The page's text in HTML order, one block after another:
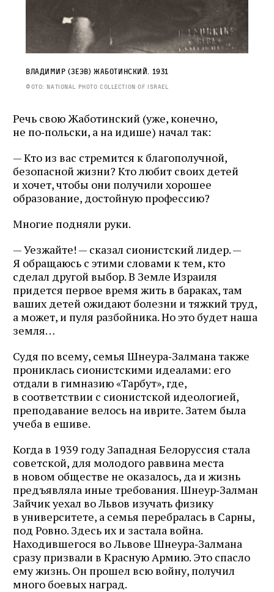
Владимир (Зеэв) Жаботинский. 1931
Фото: National Photo Collection of Israel
Речь свою Жаботинский (уже, конечно,
не по‑польски, а на идише) начал так:
— Кто из вас стремится к благополучной,
безопасной жизни? Кто любит своих детей
и хочет, чтобы они получили хорошее
образование, достойную профессию?
Многие подняли руки.
— Уезжайте! — сказал сионистский лидер. —
Я обращаюсь с этими словами к тем, кто
сделал другой выбор. В Земле Израиля
придется первое время жить в бараках, там
ваших детей ожидают болезни и тяжкий труд,
а может, и пуля разбойника. Но это будет наша
земля…
Судя по всему, семья Шнеура‑Залмана также
прониклась сионистскими идеалами: его
отдали в гимназию «Тарбут», где,
в соответствии с сионистской идеологией,
преподавание велось на иврите. Затем была
учеба в ешиве.
Когда в 1939 году Западная Белоруссия стала
советской, для молодого раввина места
в новом обществе не оказалось, да и жизнь
предъявляла иные требования. Шнеур‑Залман
Зайчик уехал во Львов изучать физику
в университете, а семья перебралась в Сарны,
под Ровно. Здесь их и застала война.
Находившегося во Львове Шнеура‑Залмана
сразу призвали в Красную Армию. Это спасло
ему жизнь. Он прошел всю войну, получил
много боевых наград.